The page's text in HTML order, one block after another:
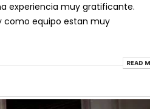
experiencia muy gratificante.
como equipo estan muy
READ